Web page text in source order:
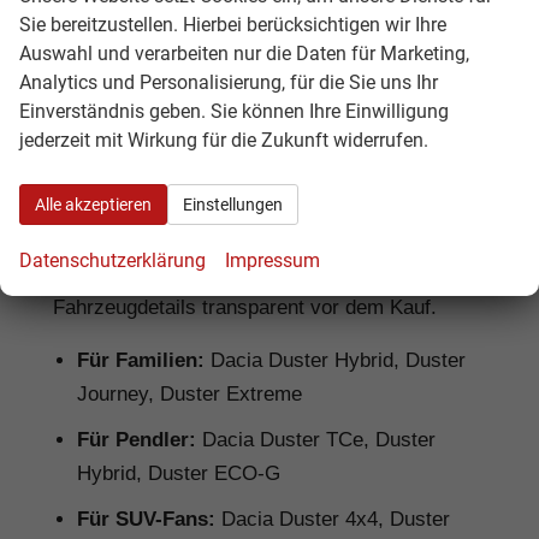
Dacia Duster Reimport: Für wen lohnt
sich das?
Dacia Duster Reimport
besonders für Käufer, die ein robustes SUV mit
gutem Preis-Leistungs-Verhältnis suchen.
Hamburgcars prüft Ausstattung, Motorisierung,
Lieferzeit, Garantiebedingungen und
Fahrzeugdetails transparent vor dem Kauf.
Für Familien: Dacia Duster Hybrid, Duster
Journey, Duster Extreme
Für Pendler: Dacia Duster TCe, Duster
Hybrid, Duster ECO-G
Für SUV-Fans: Dacia Duster 4x4, Duster
Sie bereitzustellen. Hierbei berücksichtigen wir Ihre
Auswahl und verarbeiten nur die Daten für Marketing,
Analytics und Personalisierung, für die Sie uns Ihr
Einverständnis geben. Sie können Ihre Einwilligung
jederzeit mit Wirkung für die Zukunft widerrufen.
Alle akzeptieren Einstellungen
Datenschutzerklärung Impressum